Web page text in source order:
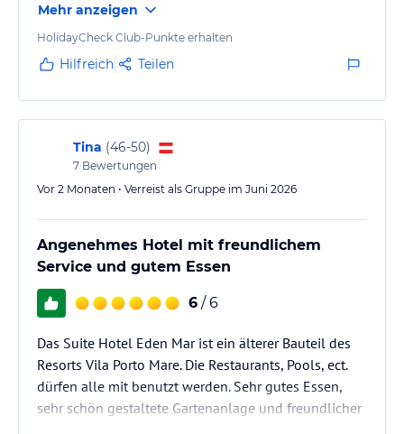
Mehr anzeigen
HolidayCheck Club-Punkte erhalten
Hilfreich Teilen
Tina (46-50)
7 Bewertungen
Vor 2 Monaten • Verreist als Gruppe im Juni 2026
Angenehmes Hotel mit freundlichem
Service und gutem Essen
6 / 6
Das Suite Hotel Eden Mar ist ein älterer Bauteil des
Resorts Vila Porto Mare. Die Restaurants, Pools, ect.
dürfen alle mit benutzt werden. Sehr gutes Essen,
sehr schön gestaltete Gartenanlage und freundlicher